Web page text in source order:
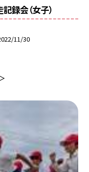
録会（女子）
11/30